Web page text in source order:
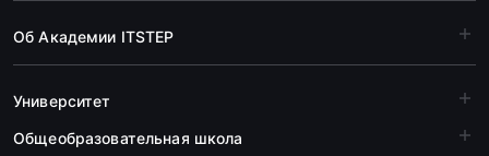
Об Академии ITSTEP
Университет
Общеобразовательная школа